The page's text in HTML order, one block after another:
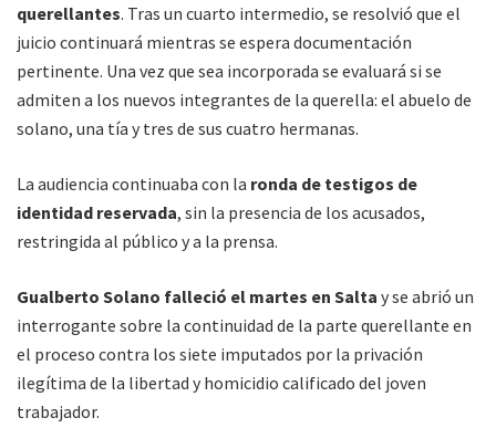
querellantes. Tras un cuarto intermedio, se resolvió que el
juicio continuará mientras se espera documentación
pertinente. Una vez que sea incorporada se evaluará si se
admiten a los nuevos integrantes de la querella: el abuelo de
solano, una tía y tres de sus cuatro hermanas.
La audiencia continuaba con la ronda de testigos de
identidad reservada, sin la presencia de los acusados,
restringida al público y a la prensa.
Gualberto Solano falleció el martes en Salta y se abrió un
interrogante sobre la continuidad de la parte querellante en
el proceso contra los siete imputados por la privación
ilegítima de la libertad y homicidio calificado del joven
trabajador.